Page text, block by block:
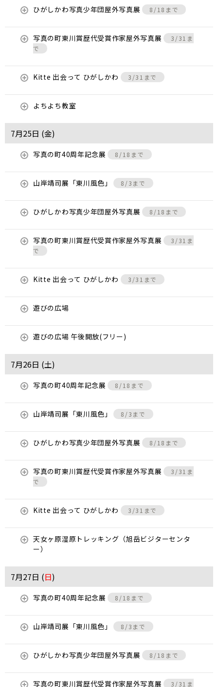
ひがしかわ写真少年団屋外写真展 8/18まで
写真の町東川賞歴代受賞作家屋外写真展
3/31ま
で
Kitte 出会って ひがしかわ 3/31まで
よちよち教室
7月25日 (金)
写真の町40周年記念展 8/18まで
山岸靖司展「東川風色」 8/3まで
ひがしかわ写真少年団屋外写真展 8/18まで
写真の町東川賞歴代受賞作家屋外写真展
3/31ま
で
Kitte 出会って ひがしかわ 3/31まで
遊びの広場
遊びの広場 午後開放(フリー)
7月26日 (土)
写真の町40周年記念展 8/18まで
山岸靖司展「東川風色」 8/3まで
ひがしかわ写真少年団屋外写真展 8/18まで
写真の町東川賞歴代受賞作家屋外写真展
3/31ま
で
Kitte 出会って ひがしかわ 3/31まで
天女ヶ原湿原トレッキング（旭岳ビジターセンタ
ー）
7月27日 (日)
写真の町40周年記念展 8/18まで
山岸靖司展「東川風色」 8/3まで
ひがしかわ写真少年団屋外写真展 8/18まで
写真の町東川賞歴代受賞作家屋外写真展 3/31ま